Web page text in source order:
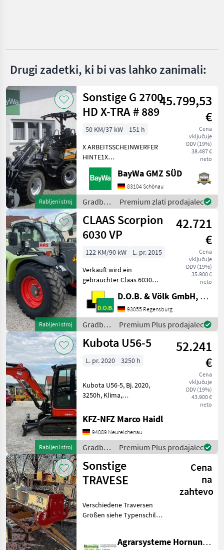
Wacker
JCB
Prikaži
vse
MARKETPLACE
Marketplace
Ponudbe
trgovcev
Mali
oglasi
Drugi zadetki, ki bi vas lahko zanimali:
Rabljeni stroj
Sonstige G 2700
HD X-TRA # 889
45.799,53
€
Cena
vključuje
DDV (19%)
38.487 €
neto
50 KM/37 kW
151 h
X ARBEITSSCHEINWERFER
HINTE1X
ARBEITSSCHEINWERFER
VORNE1X
HECKGEWICHTSPLATTE 62
KG1X
HYDRAULIKKREISLAUF
DPPPEL31X15.50-15
SKIDDATENBESCHEINIGUNG
BRD 20 KMDRUCKFREIER
BayWa GMZ SÜD
83104 Schönau
Gradbeni
stroji /
Sonstige
Premium zlati prodajalec
Rabljeni stroj
CLAAS Scorpion
6030 VP
42.721
€
Cena
vključuje
DDV (19%)
35.900 €
neto
122 KM/90 kW
L. pr. 2015
Verkauft wird ein
gebrauchter Claas 6030
Varipower Teleskoplader -
Kramer
Schnellwechselplatte
hydraulisch - Handgas mit
Langsamfahreinrichtung -
Motorvorwärmung ü
D.O.B. & Völk GmbH, Filiale Regensburg
93055 Regensburg
Gradbeni
stroji /
Claas
Premium Plus prodajalec
Rabljeni stroj
Kubota U56-5
52.241
€
Cena
vključuje
DDV (19%)
43.900 €
neto
L. pr. 2020 3250 h
Kubota U56-5, Bj. 2020,
3250h, Klima,
mit HS03,
Grabenräumlöffel, Ketten
90% Gradbeni stroji Mini
bager
KFZ-NFZ Marco Haidl
94089 Neureichenau
Gradbeni
stroji /
Kubota
Premium Plus prodajalec
Sonstige
TRAVESE
Cena
na
zahtevo
Verschiedene Traversen
Größen siehe Typenschild
gradbeni stroji
Agrarsysteme Hornung GmbH & Co. KG